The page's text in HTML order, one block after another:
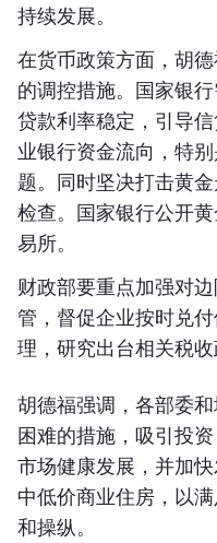
持续发展。
在货币政策方面，胡
的调控措施。国家银
贷款利率稳定，引导
业银行资金流向，特
题。同时坚决打击黄
检查。国家银行公开
易所。
财政部要重点加强对
管，督促企业按时兑
理，研究出台相关税收
胡德福强调，各部委
困难的措施，吸引投
市场健康发展，并加
中低价商业住房，以
和操纵。